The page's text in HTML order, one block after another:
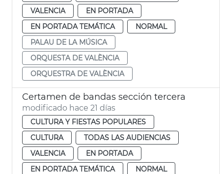
VALENCIA
EN PORTADA
EN PORTADA TEMÁTICA
NORMAL
PALAU DE LA MÚSICA
ORQUESTA DE VALÈNCIA
ORQUESTRA DE VALÈNCIA
Certamen de bandas sección tercera
modificado hace 21 días
CULTURA Y FIESTAS POPULARES
CULTURA
TODAS LAS AUDIENCIAS
VALENCIA
EN PORTADA
EN PORTADA TEMÁTICA
NORMAL